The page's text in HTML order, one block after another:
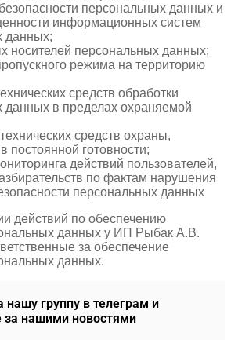
персональных данных и
информационных систем
данных;
носителей персональных данных;
режима на территорию
средств обработки
данных в пределах охраняемой
средств охраны,
постоянной готовности;
действий пользователей,
по фактам нарушения
персональных данных
действий по обеспечению
данных у ИП Рыбак А.В.
за обеспечение
данных.
нашу группу в телеграм и
за нашими новостями